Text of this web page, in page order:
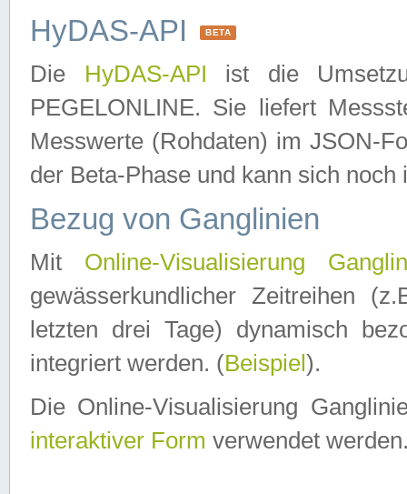
HyDAS-API BETA
Die HyDAS-API ist die
PEGELONLINE. Sie liefert
Messwerte (Rohdaten) im JSON-
der Beta-Phase und kann sich noch
Bezug von Ganglinien
Mit Online-Visualisierung
gewässerkundlicher Zeitreihen
letzten drei Tage) dynamisch
integriert werden. (Beispiel ).
Die Online-Visualisierung
interaktiver Form verwendet